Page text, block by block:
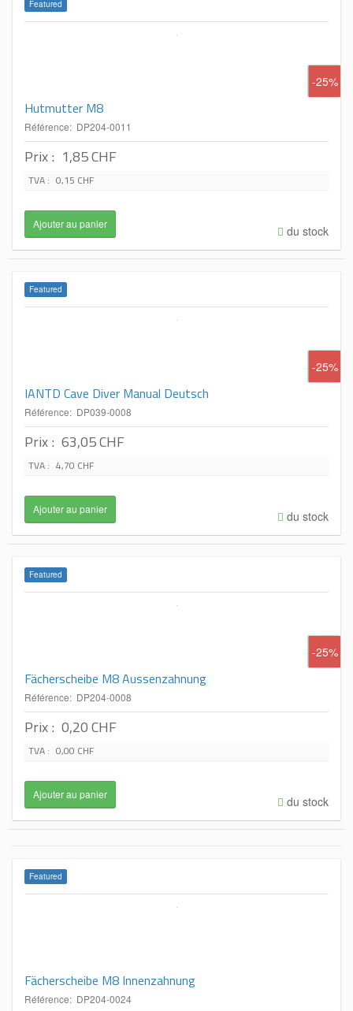
Featured
-25%
Hutmutter M8
Référence: DP204-0011
Prix : 1,85 CHF
TVA : 0,15 CHF
du stock
Featured
-25%
IANTD Cave Diver Manual Deutsch
Référence: DP039-0008
Prix : 63,05 CHF
TVA : 4,70 CHF
du stock
Featured
-25%
Fächerscheibe M8 Aussenzahnung
Référence: DP204-0008
Prix : 0,20 CHF
TVA : 0,00 CHF
du stock
Featured
Fächerscheibe M8 Innenzahnung
Référence: DP204-0024